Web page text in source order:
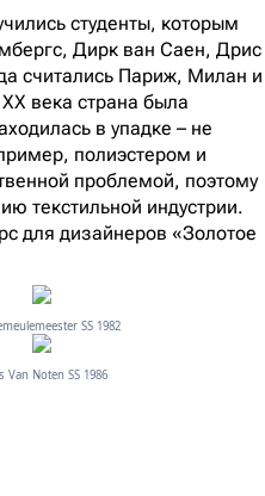
студенты, которым
Дирк ван Саен, Дрис
считались Париж, Милан и
века страна была
в упадке – не
полиэстером и
проблемой, поэтому
текстильной индустрии.
для дизайнеров «Золотое
SS 1982
Van Noten SS 1986